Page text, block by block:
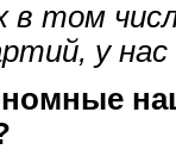
том
у